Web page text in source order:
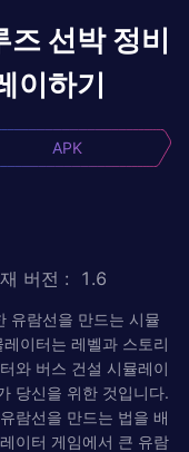
즈 선박 정비
이하기
APK
버전 : 1.6
유람선을 만드는 시뮬
이터는 레벨과 스토리
와 버스 건설 시뮬레이
당신을 위한 것입니다.
람선을 만드는 법을 배
이터 게임에서 큰 유람